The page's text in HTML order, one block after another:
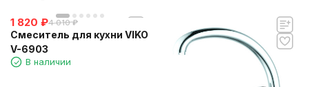
1 820 ₽4 010 ₽
Смеситель для кухни VIKO
V-6903
В наличии